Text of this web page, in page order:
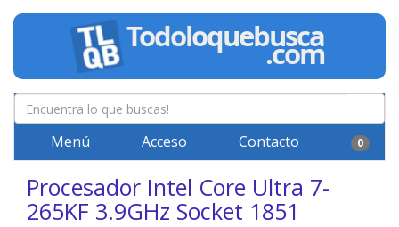
Menú Acceso Contacto 0
Procesador Intel Core Ultra 7-
265KF 3.9GHz Socket 1851